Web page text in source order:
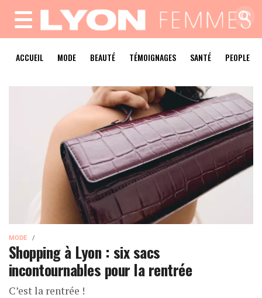
MENU
ACCUEIL MODE BEAUTÉ TÉMOIGNAGES SANTÉ PEOPLE
MODE
Shopping à Lyon : six sacs
incontournables pour la rentrée
C’est la rentrée !